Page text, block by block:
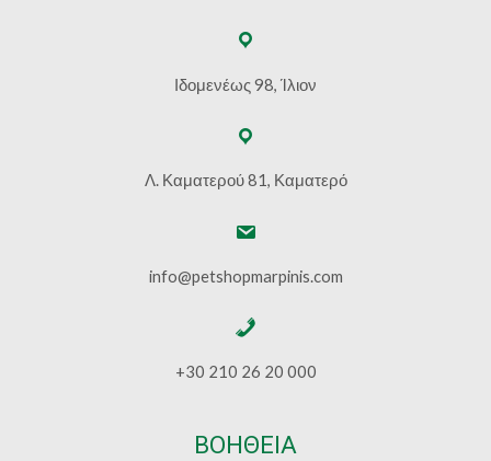
Ιδομενέως 98, Ίλιον
Λ. Καματερού 81, Καματερό
info@petshopmarpinis.com
+30 210 26 20 000
ΒΟΗΘΕΙΑ